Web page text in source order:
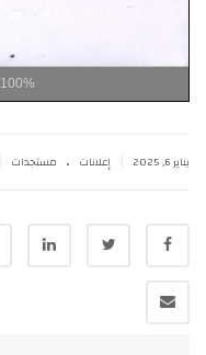
100%
يناير 6, 2025 إعلانات . مستجدات